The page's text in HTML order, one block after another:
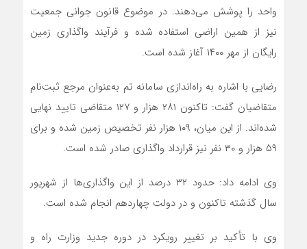
واحد را پوشش می‌دهند. در موضوع قانون جوانی جمعیت
نیز از همین اراضی استفاده شده و فرآیند واگذاری زمین
رایگان از مهر ۱۴۰۰ آغاز شده است.
رضایی با اشاره به راه‌اندازی سامانه تم به‌عنوان مرجع ثبت‌نام
متقاضیان گفت: تاکنون ۲۸۱ هزار و ۱۲۷ متقاضی تایید نهایی
شده‌اند. از این میان، ۱۰۹ هزار نفر تخصیص زمین شده و برای
۵۹ هزار و ۳۰ نفر نیز قرارداد واگذاری صادر شده است.
وی ادامه داد: حدود ۳۲ درصد از این واگذاری‌ها از شهریور
سال گذشته تاکنون و در دولت چهاردهم انجام شده است.
وی با تأکید بر تغییر رویکرد در دوره جدید وزارت راه و